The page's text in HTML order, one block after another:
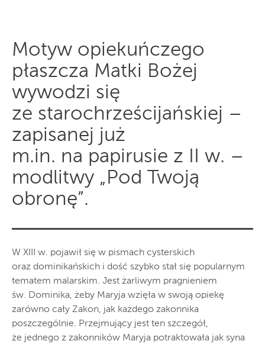
Motyw opiekuńczego
płaszcza Matki Bożej
wywodzi się
ze starochrześcijańskiej –
zapisanej już
m.in. na papirusie z II w. –
modlitwy „Pod Twoją
obronę”.
W XIII w. pojawił się w pismach cysterskich
oraz dominikańskich i dość szybko stał się popularnym
tematem malarskim. Jest żarliwym pragnieniem
św. Dominika, żeby Maryja wzięła w swoją opiekę
zarówno cały Zakon, jak każdego zakonnika
poszczególnie. Przejmujący jest ten szczegół,
że jednego z zakonników Maryja potraktowała jak syna